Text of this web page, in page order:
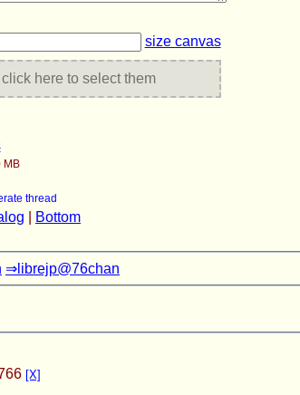
size canvas
here to select them
MB
thread
Bottom
⇒librejp@76chan
[X]